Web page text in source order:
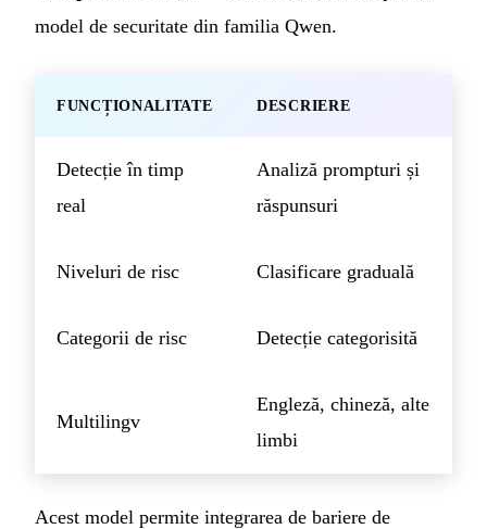
model de securitate din familia Qwen.
FUNCȚIONALITATE DESCRIERE
Detecție în timp
real
Analiză prompturi și
răspunsuri
Niveluri de risc Clasificare graduală
Categorii de risc Detecție categorisită
Multilingv
Engleză, chineză, alte
limbi
Acest model permite integrarea de bariere de